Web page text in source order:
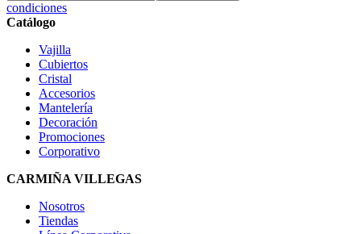
condiciones
Catálogo
Vajilla
Cubiertos
Cristal
Accesorios
Mantelería
Decoración
Promociones
Corporativo
CARMIÑA VILLEGAS
Nosotros
Tiendas